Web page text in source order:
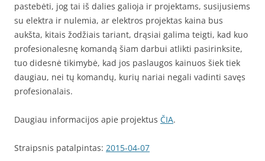
pastebėti, jog tai iš dalies galioja ir projektams, susijusiems
su elektra ir nulemia, ar elektros projektas kaina bus
aukšta, kitais žodžiais tariant, drąsiai galima teigti, kad kuo
profesionalesnę komandą šiam darbui atlikti pasirinksite,
tuo didesnė tikimybė, kad jos paslaugos kainuos šiek tiek
daugiau, nei tų komandų, kurių nariai negali vadinti savęs
profesionalais.
Daugiau informacijos apie projektus ČIA.
Straipsnis patalpintas: 2015-04-07